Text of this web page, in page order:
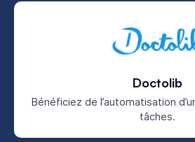
Doctolib
Bénéficiez de l’automatisation
tâches.